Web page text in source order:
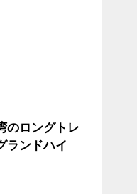
のロングトレ
ランドハイ